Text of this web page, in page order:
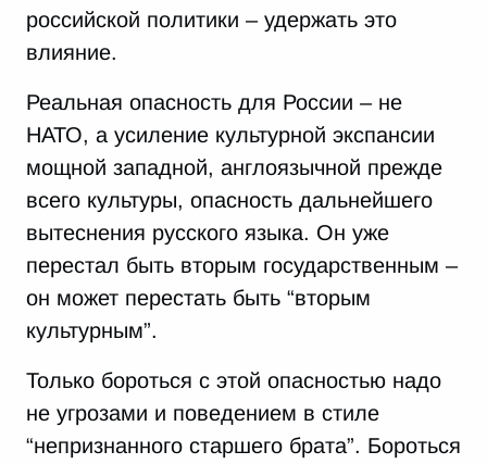
российской политики – удержать это
влияние.
Реальная опасность для России – не
НАТО, а усиление культурной экспансии
мощной западной, англоязычной прежде
всего культуры, опасность дальнейшего
вытеснения русского языка. Он уже
перестал быть вторым государственным –
он может перестать быть “вторым
культурным”.
Только бороться с этой опасностью надо
не угрозами и поведением в стиле
“непризнанного старшего брата”. Бороться